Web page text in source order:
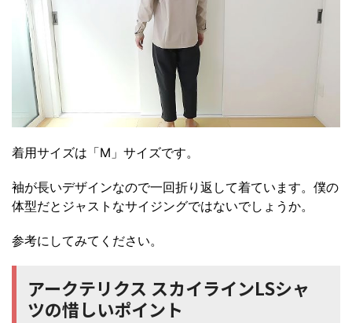
着用サイズは「M」サイズです。
袖が長いデザインなので一回折り返して着ています。僕の
体型だとジャストなサイジングではないでしょうか。
参考にしてみてください。
アークテリクス スカイラインLSシャ
ツの惜しいポイント